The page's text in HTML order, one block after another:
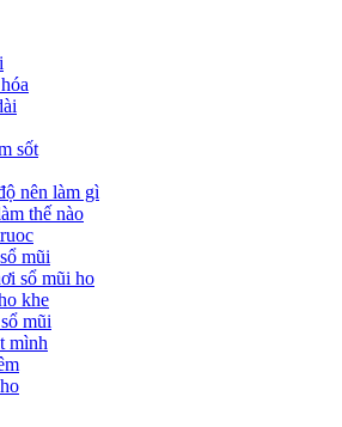
sốt
nên làm gì
thế nào
mũi
sổ mũi ho
khe
mũi
mình